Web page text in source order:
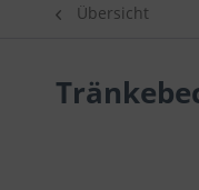
Übersicht